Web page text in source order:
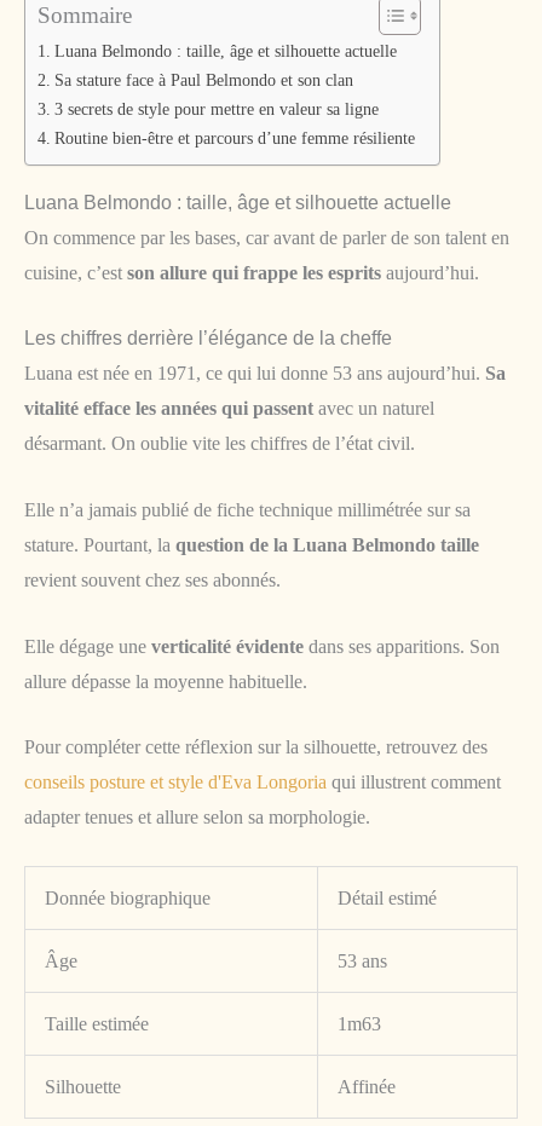
Sommaire
Luana Belmondo : taille, âge et silhouette actuelle
Sa stature face à Paul Belmondo et son clan
3 secrets de style pour mettre en valeur sa ligne
Routine bien-être et parcours d’une femme résiliente
Luana Belmondo : taille, âge et silhouette actuelle
On commence par les bases, car avant de parler de son talent en
cuisine, c’est son allure qui frappe les esprits aujourd’hui.
Les chiffres derrière l’élégance de la cheffe
Luana est née en 1971, ce qui lui donne 53 ans aujourd’hui. Sa
vitalité efface les années qui passent avec un naturel
désarmant. On oublie vite les chiffres de l’état civil.
Elle n’a jamais publié de fiche technique millimétrée sur sa
stature. Pourtant, la question de la Luana Belmondo taille
revient souvent chez ses abonnés.
Elle dégage une verticalité évidente dans ses apparitions. Son
allure dépasse la moyenne habituelle.
Pour compléter cette réflexion sur la silhouette, retrouvez des
conseils posture et style d'Eva Longoria qui illustrent comment
adapter tenues et allure selon sa morphologie.
Donnée biographique Détail estimé
Âge 53 ans
Taille estimée 1m63
Silhouette Affinée